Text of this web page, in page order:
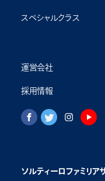
スペシャルクラス
運営会社
採用情報
ソルティーロファミリア